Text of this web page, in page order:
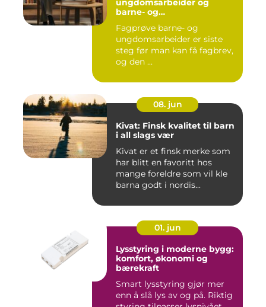
ungdomsarbeider og
barne- og
– veien til fagbrev
Fagprøve barne- og
ungdomsarbeider er siste
steg før man kan få fagbrev,
og den ...
08. jun
Kivat: Finsk kvalitet til barn
i all slags vær
Kivat er et finsk merke som
har blitt en favoritt hos
mange foreldre som vil kle
barna godt i nordis...
01. jun
Lysstyring i moderne bygg:
komfort, økonomi og
bærekraft
Smart lysstyring gjør mer
enn å slå lys av og på. Riktig